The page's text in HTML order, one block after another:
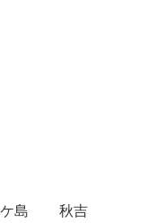
島
秋吉